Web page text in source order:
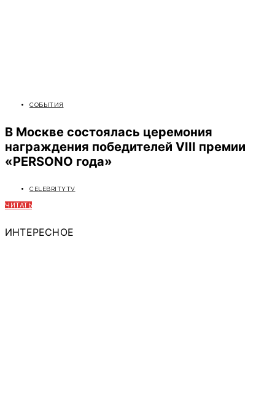
СОБЫТИЯ
В Москве состоялась церемония
награждения победителей VIII премии
«PERSONO года»
CELEBRITYTV
ЧИТАТЬ
ИНТЕРЕСНОЕ